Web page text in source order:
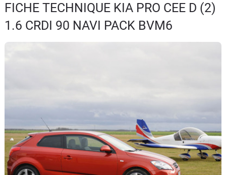
Essais
Guide
Flottes
Auto
Services
FICHE TECHNIQUE KIA PRO CEE D (2)
1.6 CRDI 90 NAVI PACK BVM6